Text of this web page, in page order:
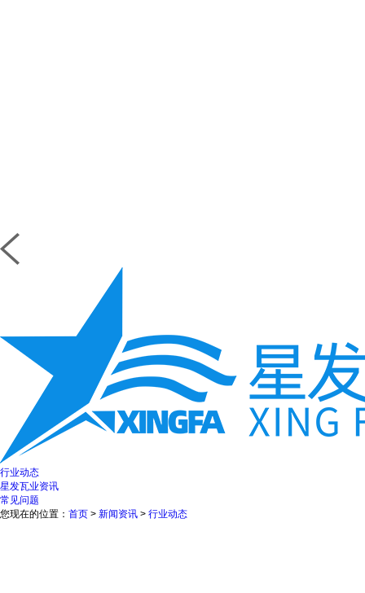
行业动态
星发瓦业资讯
常见问题
您现在的位置： 首页 > 新闻资讯 > 行业动态